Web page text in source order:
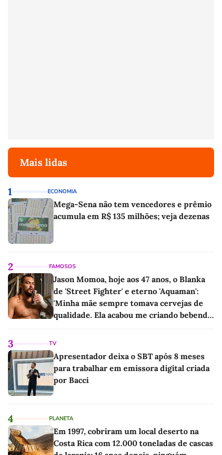
Mais lidas
1 ECONOMIA
Mega-Sena não tem vencedores e prêmio
acumula em R$ 135 milhões; veja dezenas
2 FAMOSOS
Jason Momoa, hoje aos 47 anos, o Blanka
de 'Street Fighter' e eterno 'Aquaman':
'Minha mãe sempre tomava cervejas de
qualidade. Ela acabou me criando bebendo
3 TV
Apresentador deixa o SBT após 8 meses
para trabalhar em emissora digital criada
por Bacci
4 PLANETA
Em 1997, cobriram um local deserto na
Costa Rica com 12.000 toneladas de cascas